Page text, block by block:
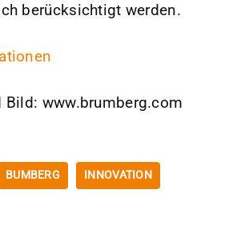
berücksichtigt werden.
Bild: www.brumberg.com
BUMBERG INNOVATION